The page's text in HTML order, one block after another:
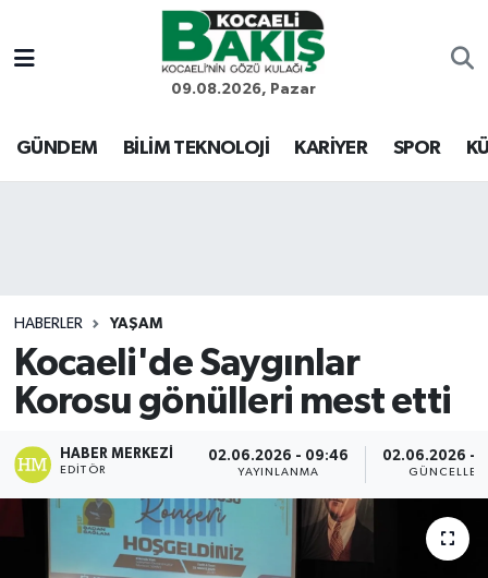
09.08.2026, Pazar
GÜNDEM BİLİM TEKNOLOJİ KARİYER SPOR
HABERLER YAŞAM
Kocaeli'de Saygınlar
Korosu gönülleri mest etti
HABER MERKEZI
EDITÖR
02.06.2026 - 09:46
YAYINLANMA
02.06.2026 -
Kocaeli Nöbetçi Eczaneler
Kocaeli Hava Durumu
Son Dakika Haberleri
Haber Arşivi